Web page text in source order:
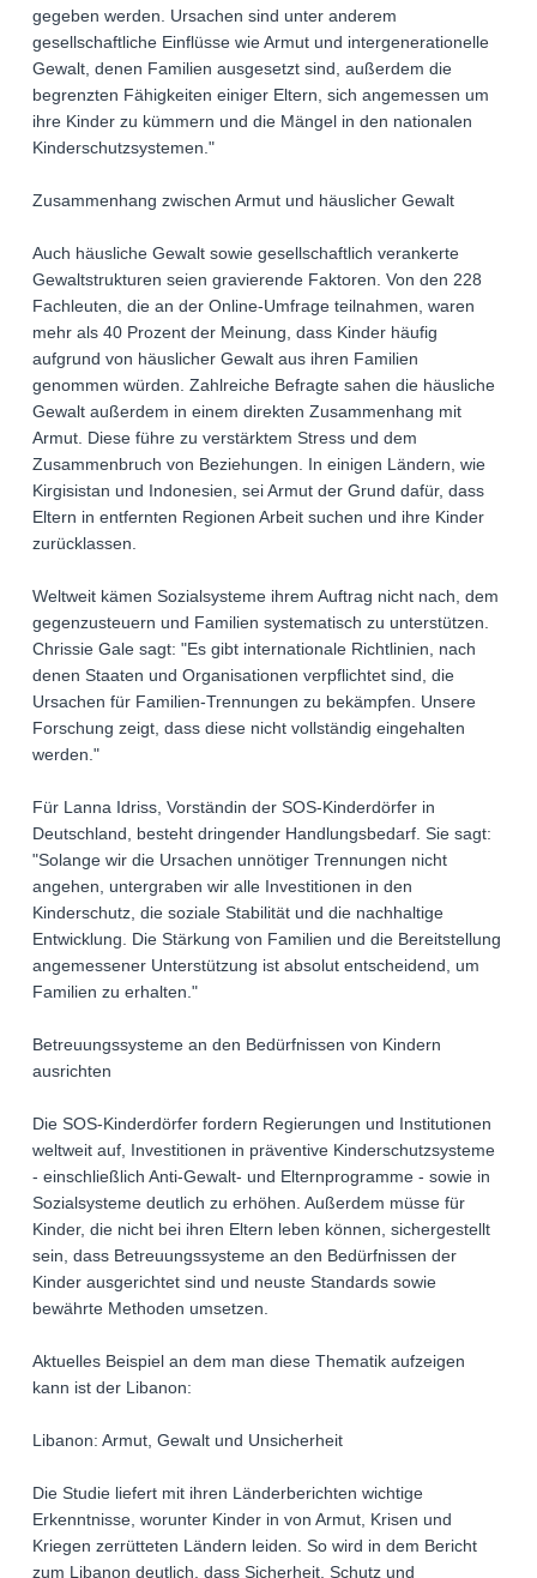
gegeben werden. Ursachen sind unter anderem
gesellschaftliche Einflüsse wie Armut und intergenerationelle
Gewalt, denen Familien ausgesetzt sind, außerdem die
begrenzten Fähigkeiten einiger Eltern, sich angemessen um
ihre Kinder zu kümmern und die Mängel in den nationalen
Kinderschutzsystemen."
Zusammenhang zwischen Armut und häuslicher Gewalt
Auch häusliche Gewalt sowie gesellschaftlich verankerte
Gewaltstrukturen seien gravierende Faktoren. Von den 228
Fachleuten, die an der Online-Umfrage teilnahmen, waren
mehr als 40 Prozent der Meinung, dass Kinder häufig
aufgrund von häuslicher Gewalt aus ihren Familien
genommen würden. Zahlreiche Befragte sahen die häusliche
Gewalt außerdem in einem direkten Zusammenhang mit
Armut. Diese führe zu verstärktem Stress und dem
Zusammenbruch von Beziehungen. In einigen Ländern, wie
Kirgisistan und Indonesien, sei Armut der Grund dafür, dass
Eltern in entfernten Regionen Arbeit suchen und ihre Kinder
zurücklassen.
Weltweit kämen Sozialsysteme ihrem Auftrag nicht nach, dem
gegenzusteuern und Familien systematisch zu unterstützen.
Chrissie Gale sagt: "Es gibt internationale Richtlinien, nach
denen Staaten und Organisationen verpflichtet sind, die
Ursachen für Familien-Trennungen zu bekämpfen. Unsere
Forschung zeigt, dass diese nicht vollständig eingehalten
werden."
Für Lanna Idriss, Vorständin der SOS-Kinderdörfer in
Deutschland, besteht dringender Handlungsbedarf. Sie sagt:
"Solange wir die Ursachen unnötiger Trennungen nicht
angehen, untergraben wir alle Investitionen in den
Kinderschutz, die soziale Stabilität und die nachhaltige
Entwicklung. Die Stärkung von Familien und die Bereitstellung
angemessener Unterstützung ist absolut entscheidend, um
Familien zu erhalten."
Betreuungssysteme an den Bedürfnissen von Kindern
ausrichten
Die SOS-Kinderdörfer fordern Regierungen und Institutionen
weltweit auf, Investitionen in präventive Kinderschutzsysteme
- einschließlich Anti-Gewalt- und Elternprogramme - sowie in
Sozialsysteme deutlich zu erhöhen. Außerdem müsse für
Kinder, die nicht bei ihren Eltern leben können, sichergestellt
sein, dass Betreuungssysteme an den Bedürfnissen der
Kinder ausgerichtet sind und neuste Standards sowie
bewährte Methoden umsetzen.
Aktuelles Beispiel an dem man diese Thematik aufzeigen
kann ist der Libanon:
Libanon: Armut, Gewalt und Unsicherheit
Die Studie liefert mit ihren Länderberichten wichtige
Erkenntnisse, worunter Kinder in von Armut, Krisen und
Kriegen zerrütteten Ländern leiden. So wird in dem Bericht
zum Libanon deutlich, dass Sicherheit, Schutz und